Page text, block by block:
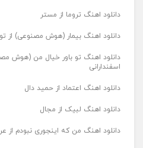
دانلود اهنگ تروما از مستر
دانلود اهنگ بیمار (هوش مصنوعی) از
دانلود اهنگ تو باور خیال من (هوش
اسفندارانی
دانلود اهنگ اعتماد از حمید دال
دانلود اهنگ لبیک از مجال
دانلود اهنگ من که اینجوری نبودم از